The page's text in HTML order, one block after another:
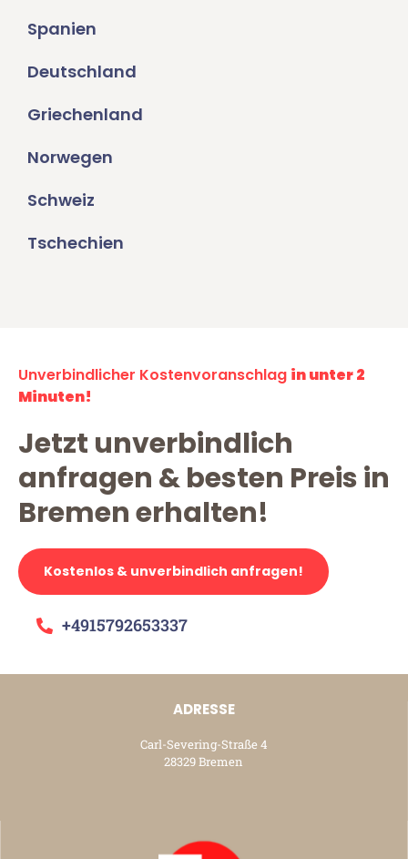
Spanien
Deutschland
Griechenland
Norwegen
Schweiz
Tschechien
Unverbindlicher Kostenvoranschlag in unter 2
Minuten!
Jetzt unverbindlich
anfragen & besten Preis in
Bremen erhalten!
Kostenlos & unverbindlich anfragen!
+4915792653337
ADRESSE
Carl-Severing-Straße 4
28329 Bremen